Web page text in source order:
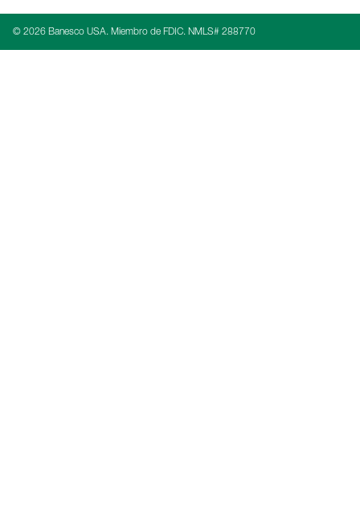
© 2026 Banesco USA. Miembro de FDIC. NMLS# 288770